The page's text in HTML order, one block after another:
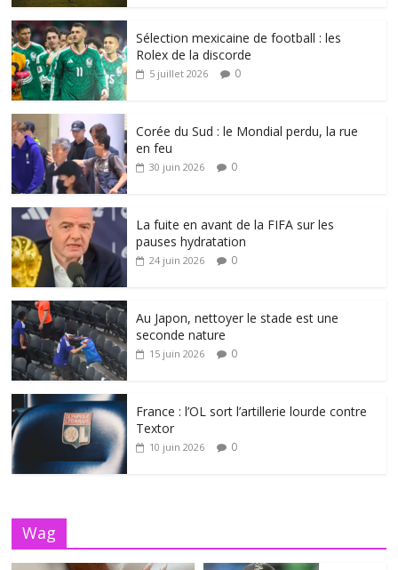
Sélection mexicaine de football : les
Rolex de la discorde
5 juillet 2026 0
Corée du Sud : le Mondial perdu, la rue
en feu
30 juin 2026 0
La fuite en avant de la FIFA sur les
pauses hydratation
24 juin 2026 0
Au Japon, nettoyer le stade est une
seconde nature
15 juin 2026 0
France : l’OL sort l’artillerie lourde contre
Textor
10 juin 2026 0
Wag